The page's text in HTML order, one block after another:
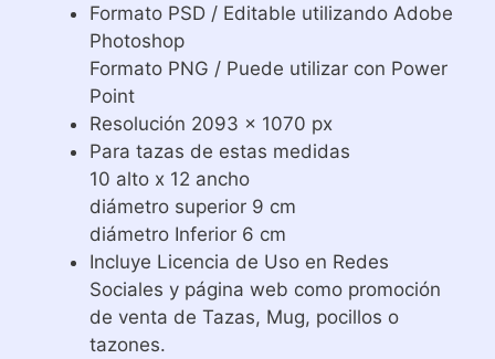
Formato PSD / Editable utilizando Adobe
Photoshop
Formato PNG / Puede utilizar con Power
Point
Resolución 2093 x 1070 px
Para tazas de estas medidas
10 alto x 12 ancho
diámetro superior 9 cm
diámetro Inferior 6 cm
Incluye Licencia de Uso en Redes
Sociales y página web como promoción
de venta de Tazas, Mug, pocillos o
tazones.